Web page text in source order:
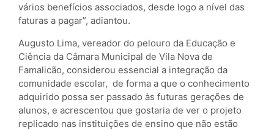
vários benefícios associados, desde logo a nível das
faturas a pagar”, adiantou.
Augusto Lima, vereador do pelouro da Educação e
Ciência da Câmara Municipal de Vila Nova de
Famalicão, considerou essencial a integração da
comunidade escolar, de forma a que o conhecimento
adquirido possa ser passado às futuras gerações de
alunos, e acrescentou que gostaria de ver o projeto
replicado nas instituições de ensino que não estão